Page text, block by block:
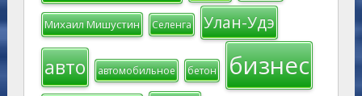
Михаил Мишустин Селенга Улан-Удэ
авто автомобильное бетон бизнес